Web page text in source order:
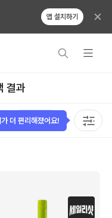
앱 설치하기
결과
비비노점수 국가 용량
더 편리해졌어요!